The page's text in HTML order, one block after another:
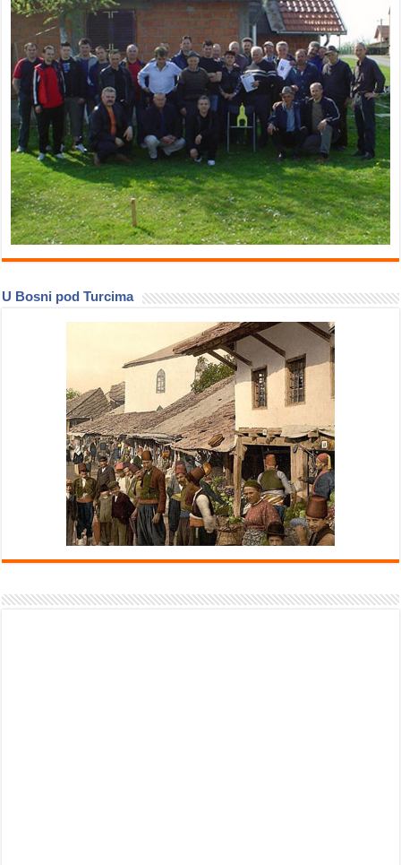
U Bosni pod Turcima